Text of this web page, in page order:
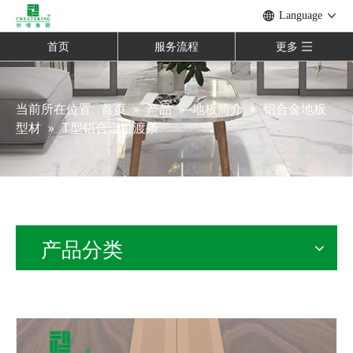
Language
首页 服务流程 更多
当前所在位置: 首页 » 产品 » 地板简介 » 铝合金地板
型材 » T型铝合金过渡条
产品分类